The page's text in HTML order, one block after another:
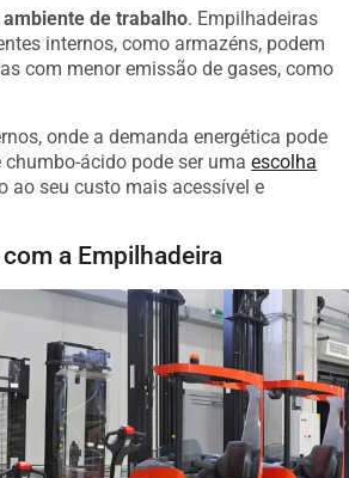
ambiente de trabalho . Empilhadeiras
internos, como armazéns, podem
com menor emissão de gases, como
onde a demanda energética pode
chumbo-ácido pode ser uma escolha
ao seu custo mais acessível e
a Empilhadeira